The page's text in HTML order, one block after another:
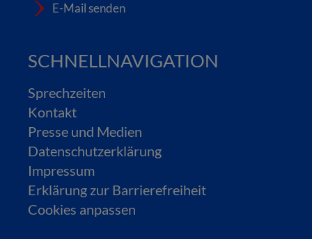
E-Mail senden
SCHNELLNAVIGATION
Sprechzeiten
Kontakt
Presse und Medien
Datenschutzerklärung
Impressum
Erklärung zur Barrierefreiheit
Cookies anpassen